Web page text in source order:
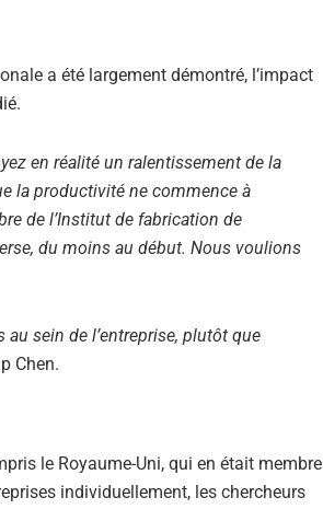
a été largement démontré, l’impact
en réalité un ralentissement de la
la productivité ne commence à
de l’Institut de fabrication de
du moins au début. Nous voulions
sein de l’entreprise, plutôt que
Chen.
le Royaume-Uni, qui en était membre
individuellement, les chercheurs